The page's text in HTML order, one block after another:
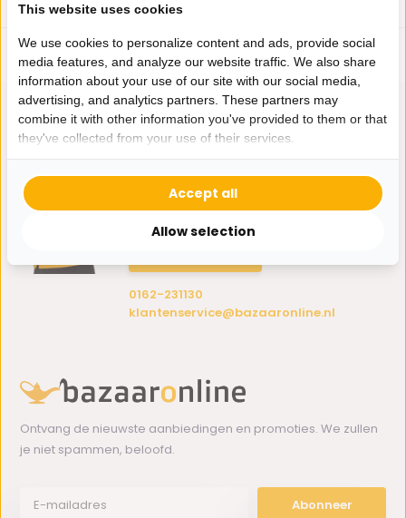
Wij zitten voor je klaar.
0162-231130
klantenservice@bazaaronline.nl
Ontvang de nieuwste aanbiedingen en promoties. We zullen
je niet spammen, beloofd.
Abonneer
This website uses cookies
We use cookies to personalize content and ads, provide social
media features, and analyze our website traffic. We also share
information about your use of our site with our social media,
advertising, and analytics partners. These partners may
combine it with other information you've provided to them or that
they've collected from your use of their services.
Allow selection
Accept all